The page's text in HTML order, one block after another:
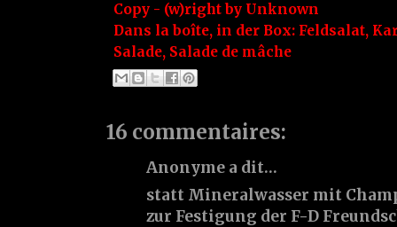
Copy - (w)right by Unknown
Dans la boîte, in der Box: Feldsalat,
Salade, Salade de mâche
16 commentaires:
Anonyme a dit…
statt Mineralwasser mit
zur Festigung der F-D